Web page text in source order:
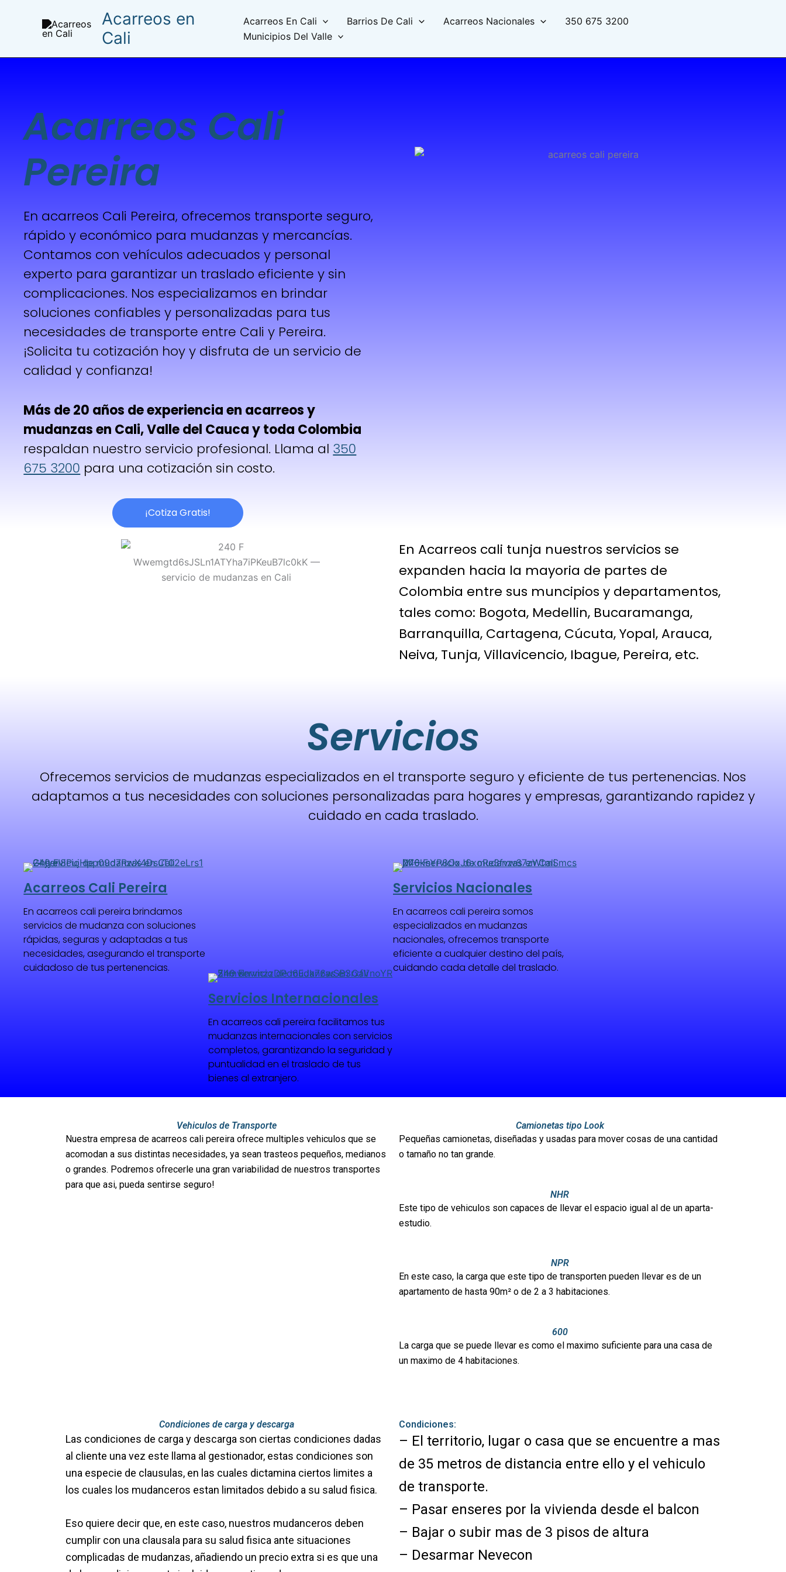
contenido
Acarreos en
Cali
Acarreos En Cali Barrios De Cali Acarreos Nacionales
350 675 3200
Municipios Del Valle
Acarreos Cali
Pereira
En acarreos Cali Pereira, ofrecemos transporte seguro,
rápido y económico para mudanzas y mercancías.
Contamos con vehículos adecuados y personal
experto para garantizar un traslado eficiente y sin
complicaciones. Nos especializamos en brindar
soluciones confiables y personalizadas para tus
necesidades de transporte entre Cali y Pereira.
¡Solicita tu cotización hoy y disfruta de un servicio de
calidad y confianza!
Más de 20 años de experiencia en acarreos y
mudanzas en Cali, Valle del Cauca y toda Colombia
respaldan nuestro servicio profesional. Llama al 350
675 3200 para una cotización sin costo.
¡Cotiza Gratis!
En Acarreos cali tunja nuestros servicios se
expanden hacia la mayoria de partes de
Colombia entre sus muncipios y departamentos,
tales como: Bogota, Medellin, Bucaramanga,
Barranquilla, Cartagena, Cúcuta, Yopal, Arauca,
Neiva, Tunja, Villavicencio, Ibague, Pereira, etc.
Servicios
Ofrecemos servicios de mudanzas especializados en el transporte seguro y eficiente de tus pertenencias. Nos
adaptamos a tus necesidades con soluciones personalizadas para hogares y empresas, garantizando rapidez y
cuidado en cada traslado.
Acarreos Cali Pereira
En acarreos cali pereira brindamos
servicios de mudanza con soluciones
rápidas, seguras y adaptadas a tus
necesidades, asegurando el transporte
cuidadoso de tus pertenencias.
Servicios Internacionales
En acarreos cali pereira facilitamos tus
mudanzas internacionales con servicios
completos, garantizando la seguridad y
puntualidad en el traslado de tus
bienes al extranjero.
Servicios Nacionales
En acarreos cali pereira somos
especializados en mudanzas
nacionales, ofrecemos transporte
eficiente a cualquier destino del país,
cuidando cada detalle del traslado.
Vehiculos de Transporte
Nuestra empresa de acarreos cali pereira ofrece multiples vehiculos que se
acomodan a sus distintas necesidades, ya sean trasteos pequeños, medianos
o grandes. Podremos ofrecerle una gran variabilidad de nuestros transportes
para que asi, pueda sentirse seguro!
Camionetas tipo Look
Pequeñas camionetas, diseñadas y usadas para mover cosas de una cantidad
o tamaño no tan grande.
NHR
Este tipo de vehiculos son capaces de llevar el espacio igual al de un aparta-
estudio.
NPR
En este caso, la carga que este tipo de transporten pueden llevar es de un
apartamento de hasta 90m² o de 2 a 3 habitaciones.
600
La carga que se puede llevar es como el maximo suficiente para una casa de
un maximo de 4 habitaciones.
Condiciones de carga y descarga
Las condiciones de carga y descarga son ciertas condiciones dadas
al cliente una vez este llama al gestionador, estas condiciones son
una especie de clausulas, en las cuales dictamina ciertos limites a
los cuales los mudanceros estan limitados debido a su salud fisica.
Eso quiere decir que, en este caso, nuestros mudanceros deben
cumplir con una clausala para su salud fisica ante situaciones
complicadas de mudanzas, añadiendo un precio extra si es que una
Condiciones:
– El territorio, lugar o casa que se encuentre a mas
de 35 metros de distancia entre ello y el vehiculo
de transporte.
– Pasar enseres por la vivienda desde el balcon
– Bajar o subir mas de 3 pisos de altura
– Desarmar Nevecon